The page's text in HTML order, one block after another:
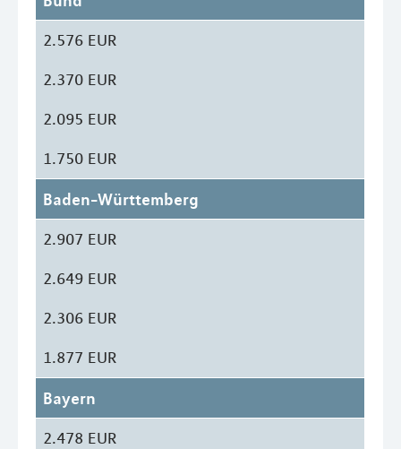
2.576 EUR
2.370 EUR
2.095 EUR
1.750 EUR
Baden-Württemberg
2.907 EUR
2.649 EUR
2.306 EUR
1.877 EUR
Bayern
2.478 EUR